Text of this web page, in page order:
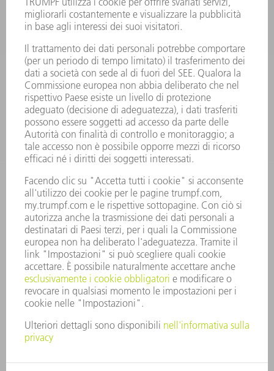
ELETTRONICA DI POTENZA
MACCHINE UTENSILI ELETTRICHE
SMART FACTORY
SOFTWARE
SERVICES
APPLICAZIONI
SETTORI
L'AZIENDA
CARRIERA
OFFERTE DI LAVORO
PROFILO DELL'AZIENDA
PRESIDENZA
RELAZIONE DI BILANCIO
PRINCIPI AZIENDALI
COMPLIANCE
SISTEMA DI WHISTLEBLOWING
SECURITY
COMUNICATI STAMPA
RIVISTE
SOSTENIBILITÀ
CLIMA E AMBIENTE
IMPEGNO SOCIALE E COMUNITARIO
GOVERNANCE AZIENDALE